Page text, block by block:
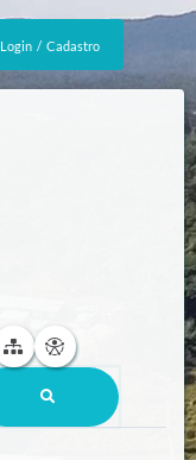
Login / Cadastro